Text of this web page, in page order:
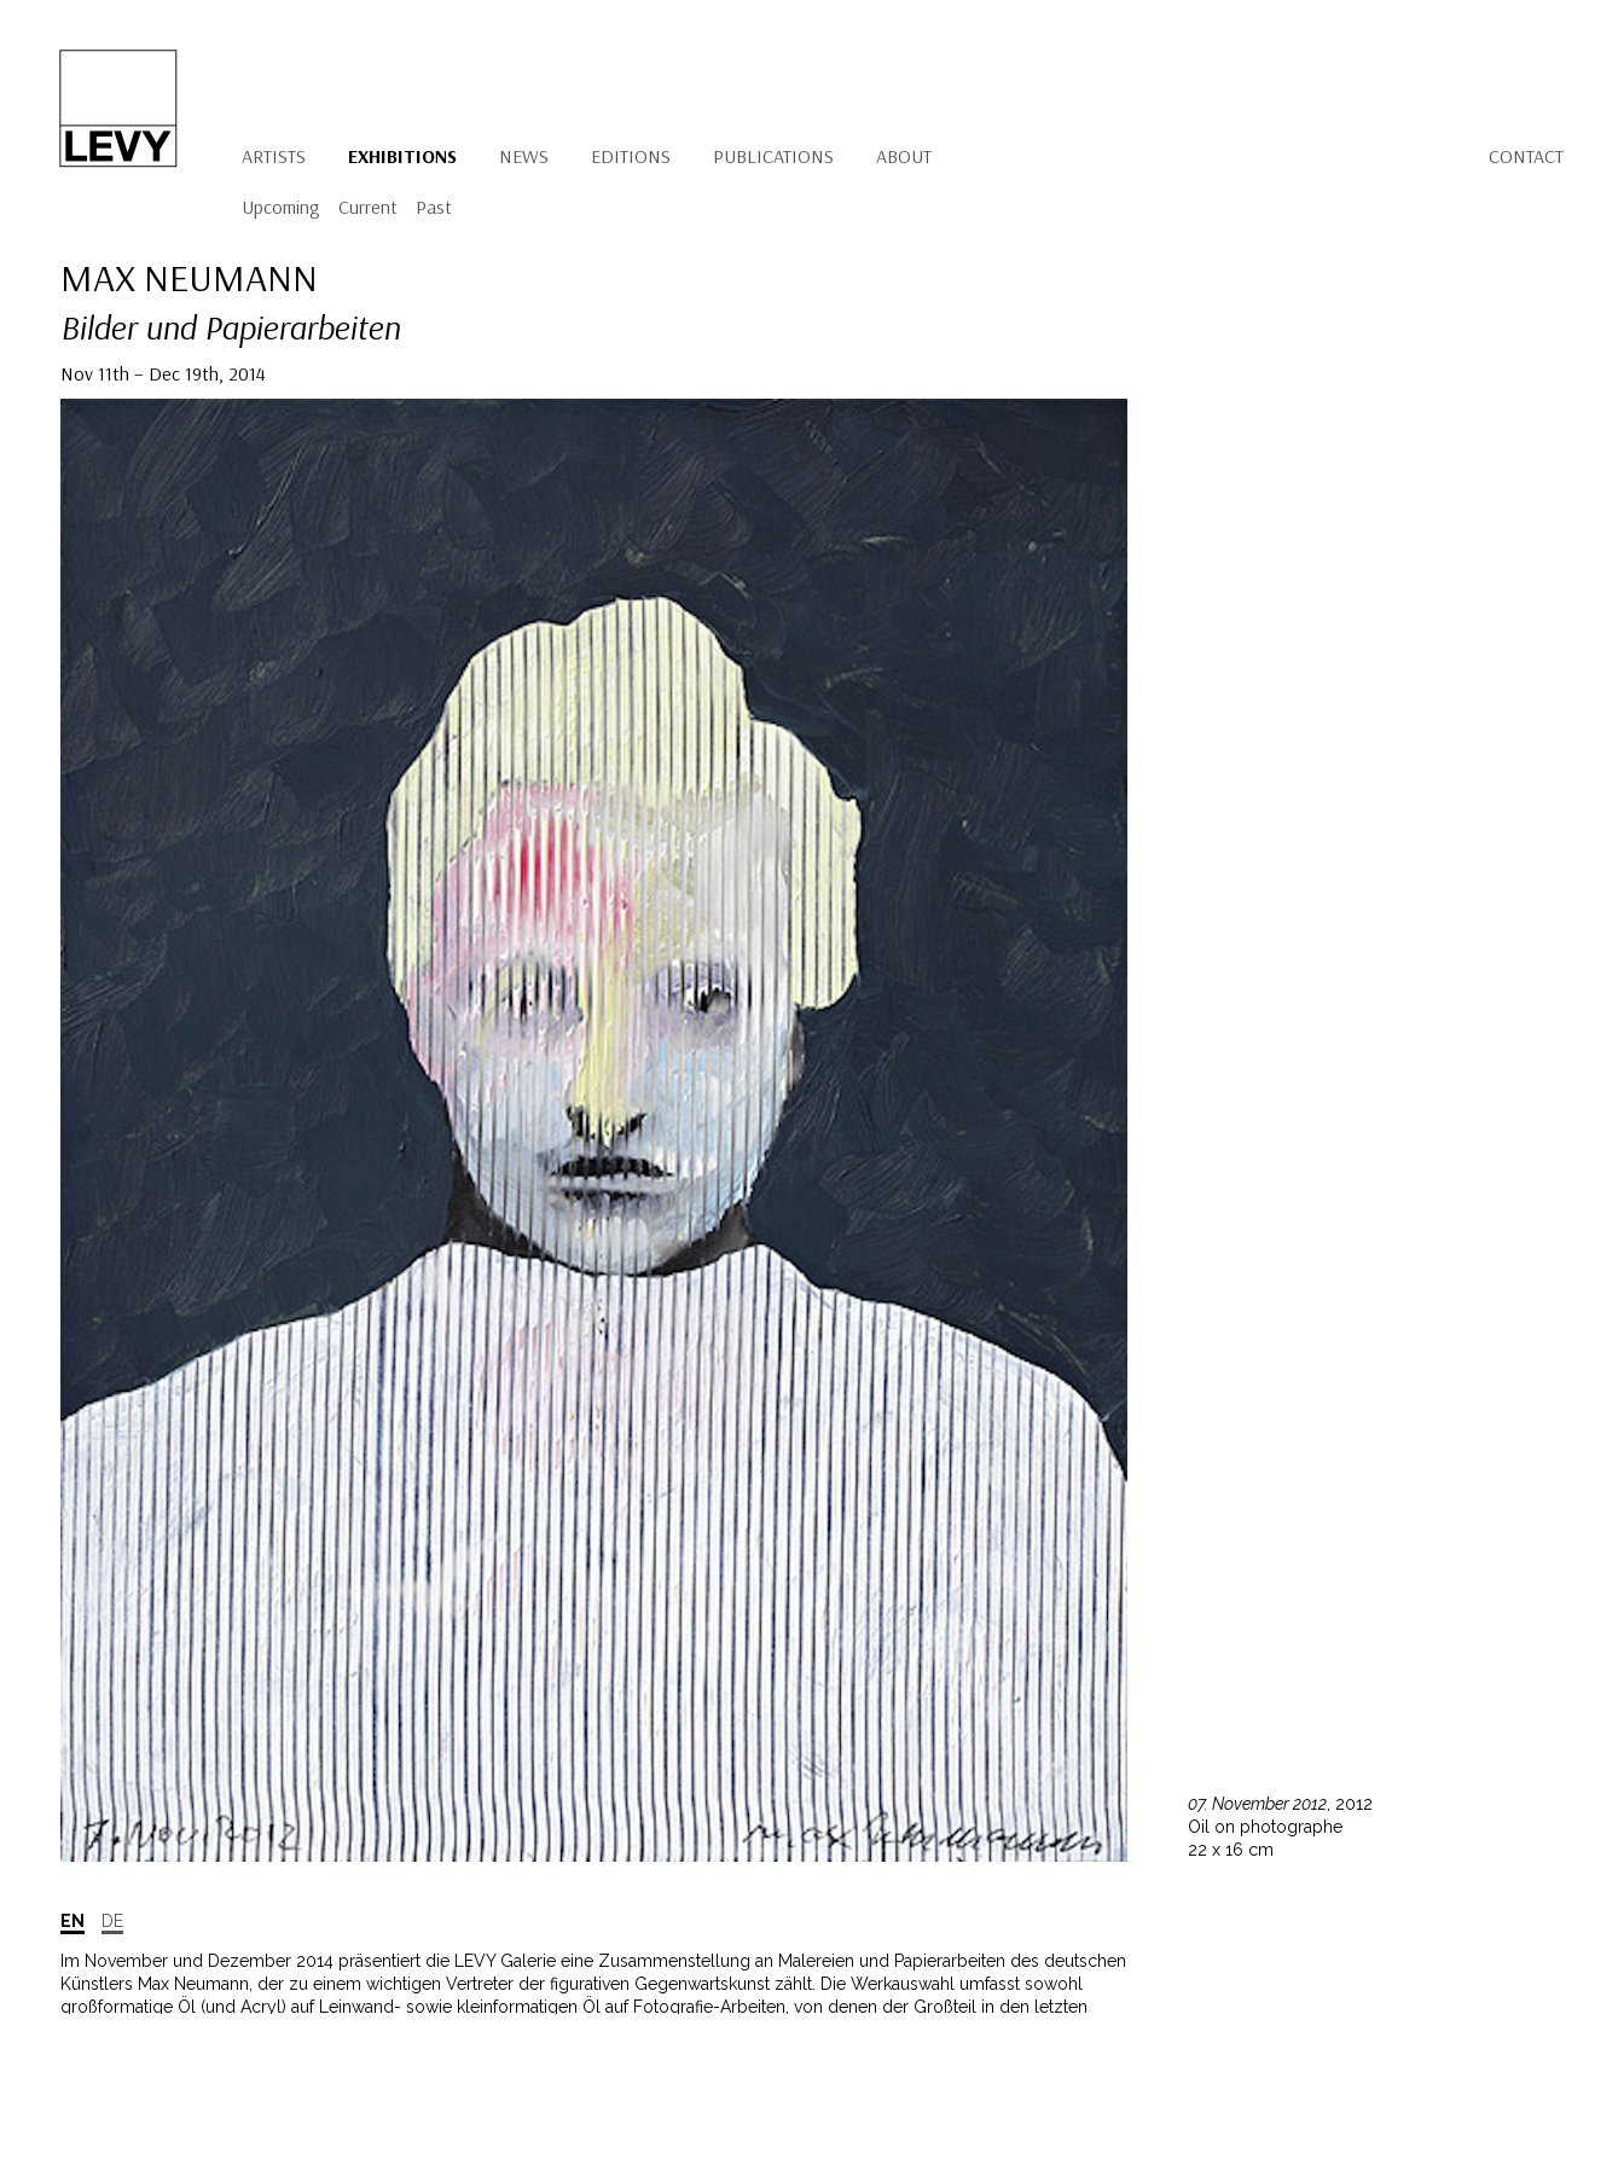
ARTISTS EXHIBITIONS NEWS EDITIONS PUBLICATIONS ABOUT CONTACT
Upcoming Current Past
MAX NEUMANN
Bilder und Papierarbeiten
Nov 11th – Dec 19th, 2014
07. November 2012 , 2012
Oil on photographe
22 x 16 cm
EN DE
Im November und Dezember 2014 präsentiert die LEVY Galerie eine Zusammenstellung an Malereien und Papierarbeiten des deutschen
Künstlers Max Neumann, der zu einem wichtigen Vertreter der figurativen Gegenwartskunst zählt. Die Werkauswahl umfasst sowohl
großformatige Öl (und Acryl) auf Leinwand- sowie kleinformatigen Öl auf Fotografie-Arbeiten, von denen der Großteil in den letzten